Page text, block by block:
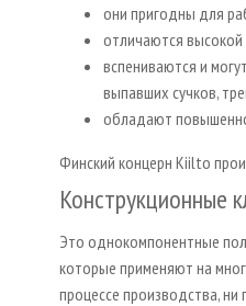
они пригодны для
отличаются
вспениваются и
выпавших сучков,
обладают
Финский концерн Kiilto
Конструкционные
Это однокомпонентные
которые применяют на
процессе производства,